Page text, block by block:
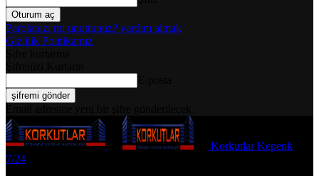
Parolanızı mı unuttunuz? yardım almak
Gizlilik Politikamız
Korkutlar Kepenk
7/24